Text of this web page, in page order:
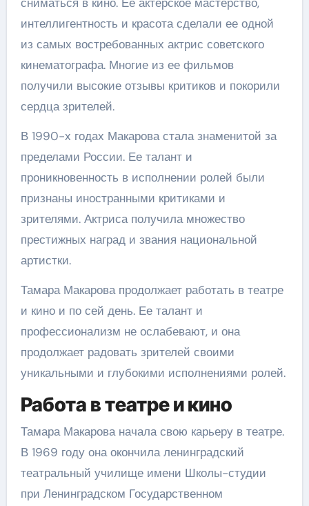
интеллигентность и красота сделали ее одной
из самых востребованных актрис советского
кинематографа. Многие из ее фильмов
получили высокие отзывы критиков и покорили
сердца зрителей.
В 1990-х годах Макарова стала знаменитой за
пределами России. Ее талант и
проникновенность в исполнении ролей были
признаны иностранными критиками и
зрителями. Актриса получила множество
престижных наград и звания национальной
артистки.
Тамара Макарова продолжает работать в театре
и кино и по сей день. Ее талант и
профессионализм не ослабевают, и она
продолжает радовать зрителей своими
уникальными и глубокими исполнениями ролей.
Работа в театре и кино
Тамара Макарова начала свою карьеру в театре.
В 1969 году она окончила ленинградский
театральный училище имени Школы-студии
при Ленинградском Государственном